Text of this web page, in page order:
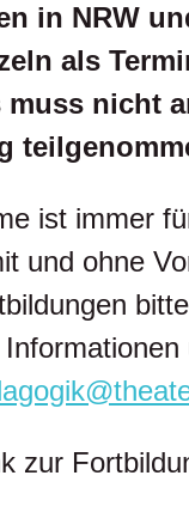
in NRW
als
muss nicht
ist immer
und ohne
zur